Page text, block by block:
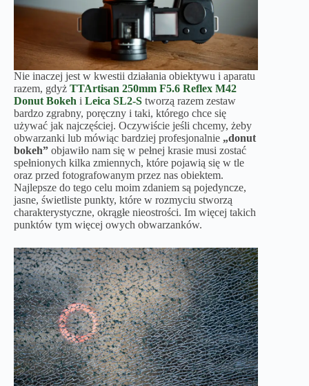
Nie inaczej jest w kwestii działania obiektywu i aparatu
razem, gdyż TTArtisan 250mm F5.6 Reflex M42
Donut Bokeh i Leica SL2-S tworzą razem zestaw
bardzo zgrabny, poręczny i taki, którego chce się
używać jak najczęściej. Oczywiście jeśli chcemy, żeby
obwarzanki lub mówiąc bardziej profesjonalnie „donut
bokeh” objawiło nam się w pełnej krasie musi zostać
spełnionych kilka zmiennych, które pojawią się w tle
oraz przed fotografowanym przez nas obiektem.
Najlepsze do tego celu moim zdaniem są pojedyncze,
jasne, świetliste punkty, które w rozmyciu stworzą
charakterystyczne, okrągłe nieostrości. Im więcej takich
punktów tym więcej owych obwarzanków.